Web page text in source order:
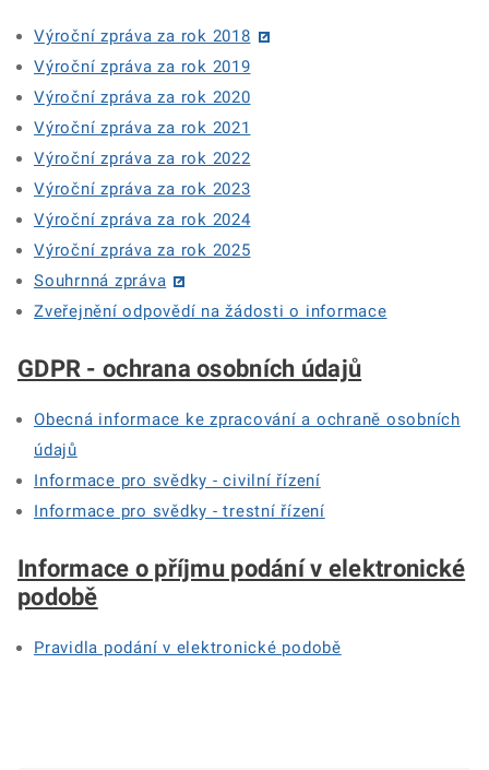
Výroční zpráva za rok 2018
Výroční zpráva za rok 2019
Výroční zpráva za rok 2020
Výroční zpráva za rok 2021
Výroční zpráva za rok 2022
Výroční zpráva za rok 2023
Výroční zpráva za rok 2024
Výroční zpráva za rok 2025
Souhrnná zpráva
Zveřejnění odpovědí na žádosti o informace
GDPR - ochrana osobních údajů
Obecná informace ke zpracování a ochraně osobních
údajů
Informace pro svědky - civilní řízení
Informace pro svědky - trestní řízení
Informace o příjmu podání v elektronické
podobě
Pravidla podání v elektronické podobě